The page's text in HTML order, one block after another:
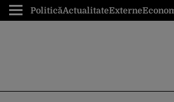
PoliticăActualitateExterne